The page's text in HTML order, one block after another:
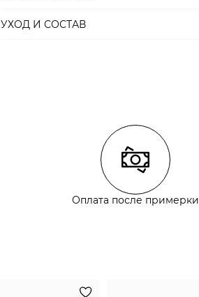
УХОД И СОСТАВ
Оплата после примерки